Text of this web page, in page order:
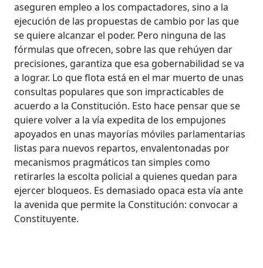
aseguren empleo a los compactadores, sino a la
ejecución de las propuestas de cambio por las que
se quiere alcanzar el poder. Pero ninguna de las
fórmulas que ofrecen, sobre las que rehúyen dar
precisiones, garantiza que esa gobernabilidad se va
a lograr. Lo que flota está en el mar muerto de unas
consultas populares que son impracticables de
acuerdo a la Constitución. Esto hace pensar que se
quiere volver a la vía expedita de los empujones
apoyados en unas mayorías móviles parlamentarias
listas para nuevos repartos, envalentonadas por
mecanismos pragmáticos tan simples como
retirarles la escolta policial a quienes quedan para
ejercer bloqueos. Es demasiado opaca esta vía ante
la avenida que permite la Constitución: convocar a
Constituyente.